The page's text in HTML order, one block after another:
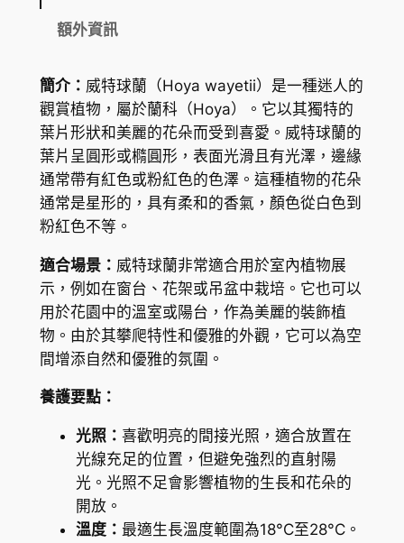
w
a
y
e
t
i
i
數
量
額外資訊
簡介： 威特球蘭（Hoya wayetii）是一種迷人的
觀賞植物，屬於蘭科（Hoya）。它以其獨特的
葉片形狀和美麗的花朵而受到喜愛。威特球蘭的
葉片呈圓形或橢圓形，表面光滑且有光澤，邊緣
通常帶有紅色或粉紅色的色澤。這種植物的花朵
通常是星形的，具有柔和的香氣，顏色從白色到
粉紅色不等。
適合場景： 威特球蘭非常適合用於室內植物展
示，例如在窗台、花架或吊盆中栽培。它也可以
用於花園中的溫室或陽台，作為美麗的裝飾植
物。由於其攀爬特性和優雅的外觀，它可以為空
間增添自然和優雅的氛圍。
養護要點：
光照： 喜歡明亮的間接光照，適合放置在
光線充足的位置，但避免強烈的直射陽
光。光照不足會影響植物的生長和花朵的
開放。
溫度： 最適生長溫度範圍為18°C至28°C。